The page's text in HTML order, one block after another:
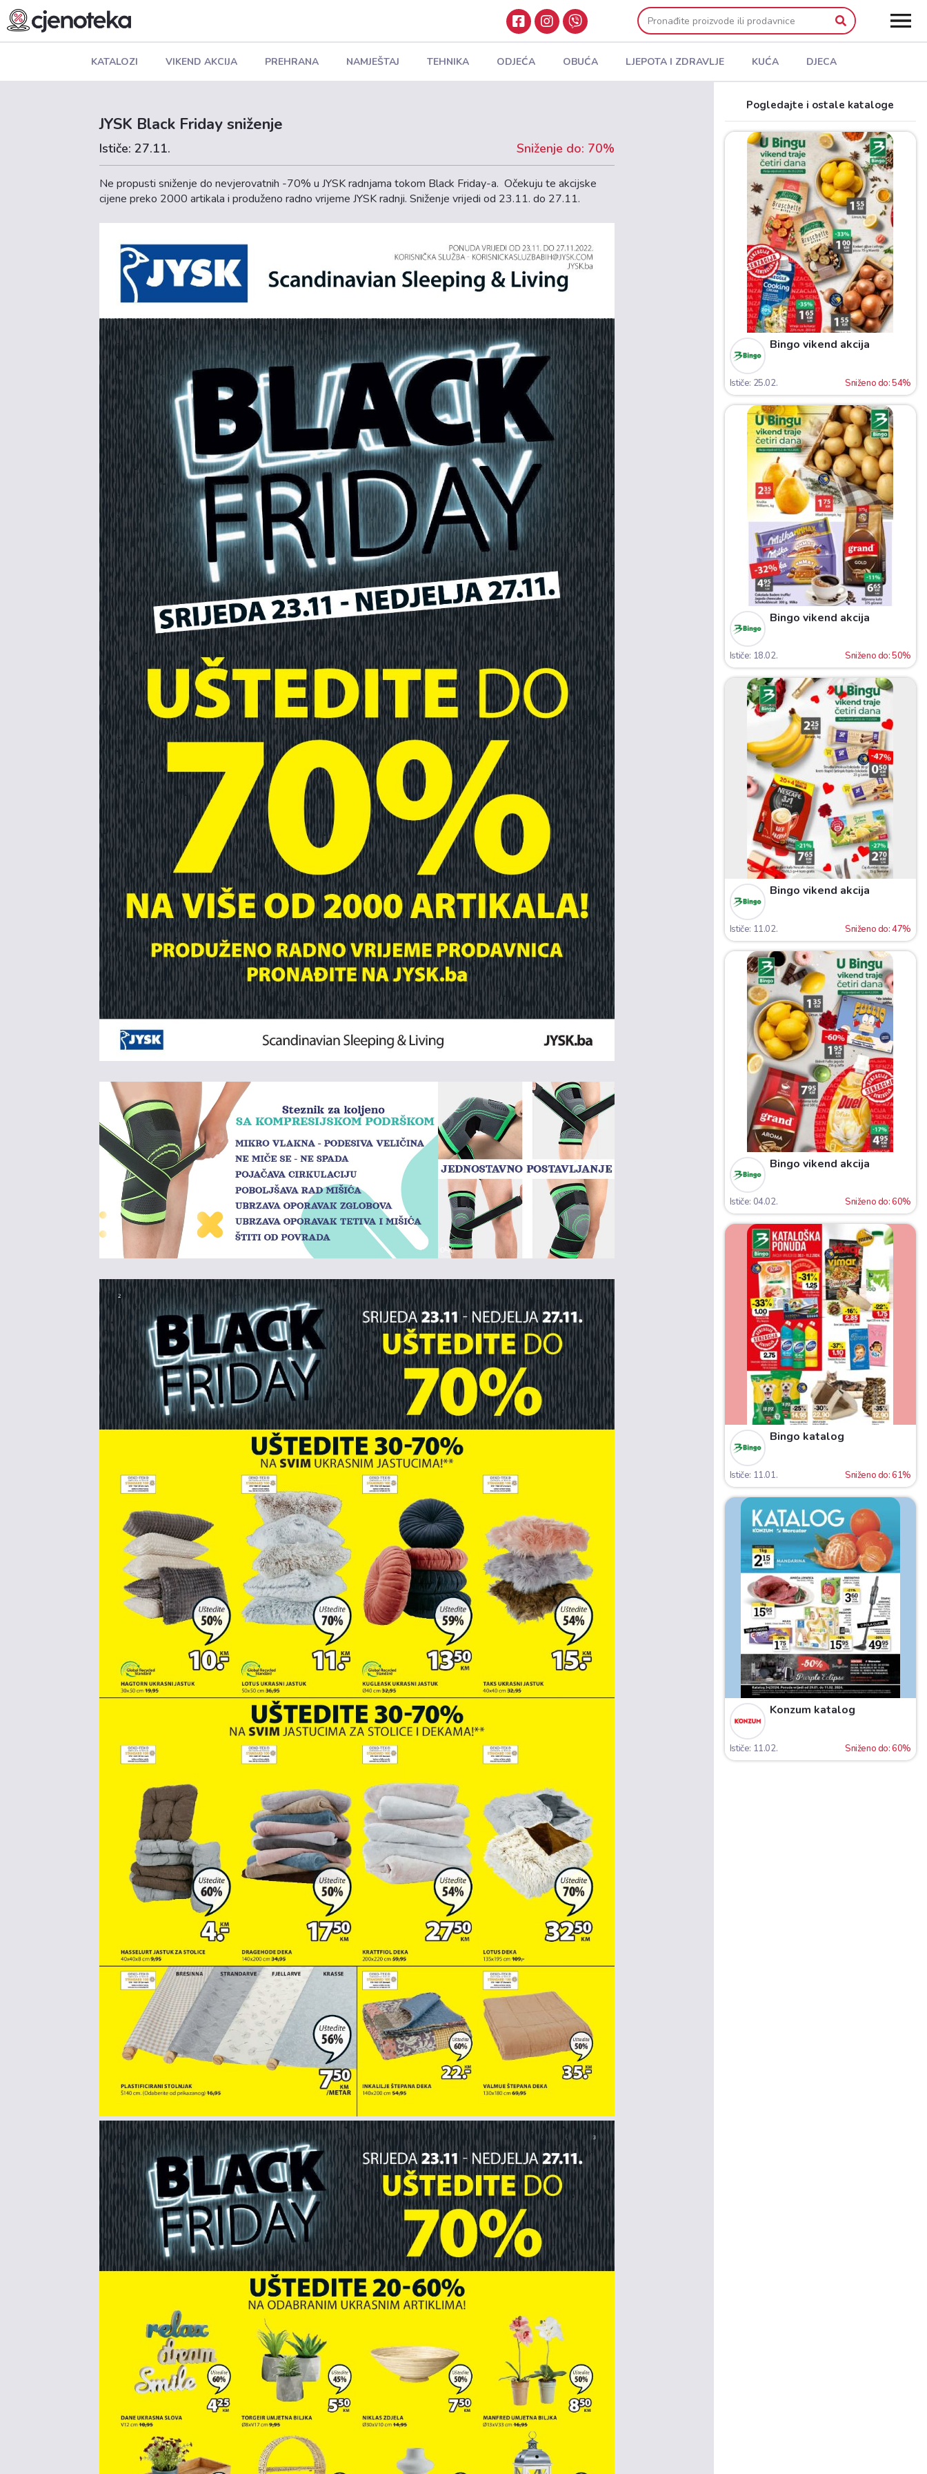
KATALOZI VIKEND AKCIJA PREHRANA NAMJEŠTAJ TEHNIKA ODJEĆA OBUĆA LJEPOTA I ZDRAVLJE KUĆA DJECA
JYSK Black Friday sniženje
Ističe: 27.11. Sniženje do: 70%
Ne propusti sniženje do nevjerovatnih -70% u JYSK radnjama tokom Black Friday-a. Očekuju te akcijske
cijene preko 2000 artikala i produženo radno vrijeme JYSK radnji. Sniženje vrijedi od 23.11. do 27.11.
Pogledajte i ostale kataloge
Bingo vikend akcija
Ističe: 25.02. Sniženo do: 54%
Bingo vikend akcija
Ističe: 18.02. Sniženo do: 50%
Bingo vikend akcija
Ističe: 11.02. Sniženo do: 47%
Bingo vikend akcija
Ističe: 04.02. Sniženo do: 60%
Bingo katalog
Ističe: 11.01. Sniženo do: 61%
Konzum katalog
Ističe: 11.02. Sniženo do: 60%